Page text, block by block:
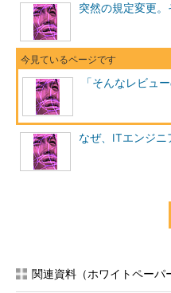
驚くべき言葉とは何だった
リーダーは関係者に、レビ
す。すると、なんと関係者の
うのです。「そんなレビュー
もっと早くいってくれなかった
レビューのアナウンスも、
っている。関係者から「了解
「え……、どうして？ 一体、
リーダーは、それまでに自
スの経緯や内容を、激しく、
突然の規定変更
「そんなレビュ
なぜ、ITエンジ
関連資料（ホワイトペーパ